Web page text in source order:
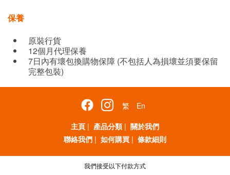
保養
原裝行貨
12個月代理保養
7日內有壞包換購物保障 (不包括人為損壞並須要保留
完整包裝)
繁
En
主頁 | 產品分類 | 關於我們
聯絡我們 | 如何購買 | 條款細則
我們接受以下付款方式